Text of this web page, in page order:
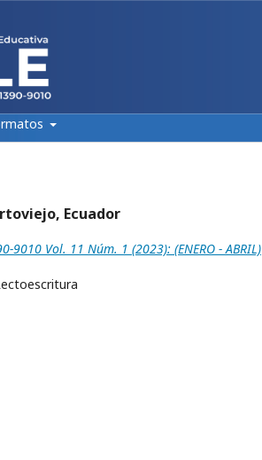
Ecuador
9010 Vol. 11 Núm. 1 (2023): (ENERO - ABRIL)